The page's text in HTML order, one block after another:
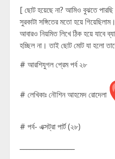
[ ছোট হয়েছে না? আমিও বুঝতে
সুরকাটা সঙ্গিতের মতো হয়ে
আবারও নিয়মিত লিখে ঠিক হয়ে যাবে
হচ্ছিল না। তাই ছোট মোট যা হলো
# আরশিযুগল প্রেম পর্ব ২৮
# লেখিকাঃ নৌশিন আহমেদ রোদেলা
# পর্ব- এক্সট্রা পার্ট (২৮)